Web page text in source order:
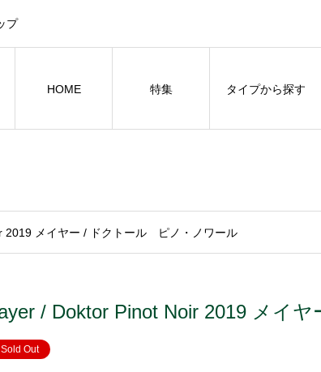
プ
HOME 特集 タイプから探す
2019 メイヤー / ドクトール ピノ・ノワール
/ Doktor Pinot Noir 2019 メイ
Sold Out